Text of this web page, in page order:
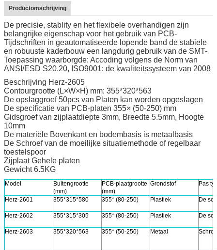
Productomschrijving
De precisie, stablity en het flexibele overhandigen zijn
belangrijke eigenschap voor het gebruik van PCB-
Tijdschriften in geautomatiseerde lopende band de stabiele
en robuuste kaderbouw een langdurig gebruik van de SMT-
Toepassing waarborgde: Accoding volgens de Norm van
ANSI/ESD S20.20, ISO9001: de kwaliteitssysteem van 2008
Beschrijving Herz-2605
Contourgrootte (L×W×H) mm: 355*320*563
De opslaggroef 50pcs van Platen kan worden opgeslagen
De specificatie van PCB-platen 355× (50-250) mm
Gidsgroef van zijplaatdiepte 3mm, Breedte 5.5mm, Hoogte
10mm
De materiële Bovenkant en bodembasis is metaalbasis
De Schroef van de moeilijke situatiemethode of regelbaar
toestelspoor
Zijplaat Gehele platen
Gewicht 6.5KG
Model
Buitengrootte
(mm)
PCB-plaatgrootte
(mm)
Grondstof Pas
Herz-2601 355*315*580 355* (80-250) Plastiek De
Herz-2602 355*315*305 355* (80-250) Plastiek De
Herz-2603 355*320*563 355* (50-250) Metaal